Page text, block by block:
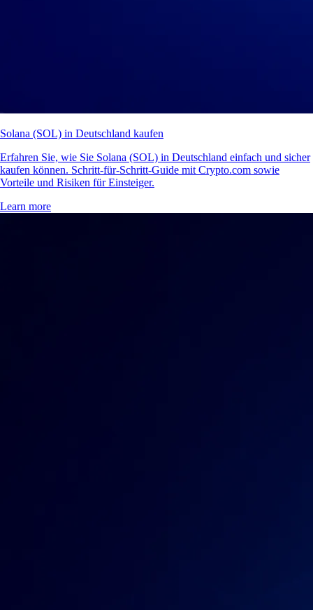
Solana (SOL) in Deutschland kaufen
Erfahren Sie, wie Sie Solana (SOL) in Deutschland einfach und sicher
kaufen können. Schritt-für-Schritt-Guide mit Crypto.com sowie
Vorteile und Risiken für Einsteiger.
Learn more